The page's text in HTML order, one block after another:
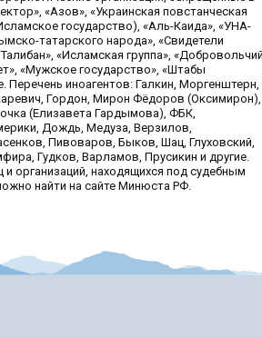
«Азов», «Украинская повстанческая
государство), «Аль-Каида», «УНА-
татарского народа», «Свидетели
«Исламская группа»,
«Мужское государство», «Штабы
Перечень иноагентов: Галкин, Моргенштерн,
Гордон, Мирон Фёдоров (Оксимирон),
(Елизавета Гардымова), ФБК,
Дождь, Медуза, Верзилов,
Пивоваров, Быков, Шац, Глуховский,
Гудков, Варламов, Прусикин и другие.
организаций, находящихся под судебным
найти на сайте Минюста РФ.